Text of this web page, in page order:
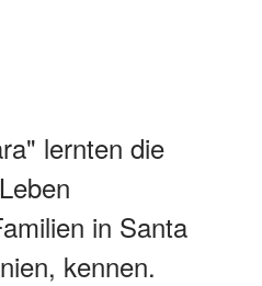
lernten die
in Santa
kennen.